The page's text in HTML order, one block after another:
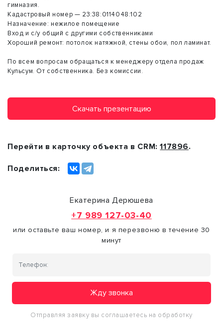
гимназия.
Кадастровый номер — 23:38:0114048:102
Назначение: нежилое помещение
Вход и с/у общий с другими собственниками
Хороший ремонт: потолок натяжной, стены обои, пол ламинат.
По всем вопросам обращаться к менеджеру отдела продаж
Кульсум. От собственника. Без комиссии.
Скачать презентацию
Перейти в карточку объекта в CRM:117896.
Поделиться:
Екатерина Дерюшева
+7 989 127-03-40
или оставьте ваш номер, и я перезвоню в течение 30
минут
Жду звонка
Отправляя заявку вы соглашаетесь на обработку